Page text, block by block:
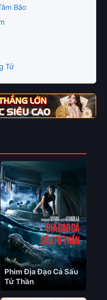
Bão
Tử
Phim Địa Đạo Cá Sấu
Tử Thần